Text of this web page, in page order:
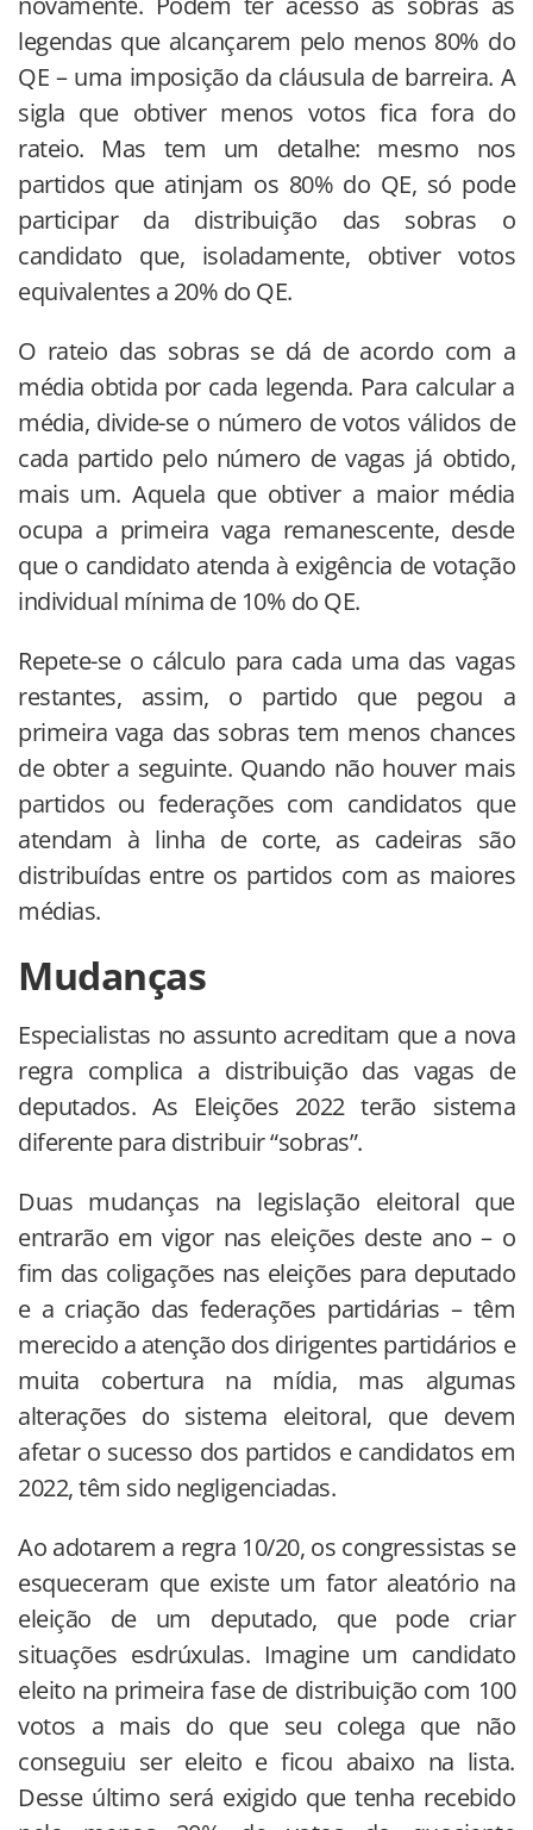
legendas que alcançarem pelo menos 80% do
QE – uma imposição da cláusula de barreira. A
sigla que obtiver menos votos fica fora do
rateio. Mas tem um detalhe: mesmo nos
partidos que atinjam os 80% do QE, só pode
participar da distribuição das sobras o
candidato que, isoladamente, obtiver votos
equivalentes a 20% do QE.
O rateio das sobras se dá de acordo com a
média obtida por cada legenda. Para calcular a
média, divide-se o número de votos válidos de
cada partido pelo número de vagas já obtido,
mais um. Aquela que obtiver a maior média
ocupa a primeira vaga remanescente, desde
que o candidato atenda à exigência de votação
individual mínima de 10% do QE.
Repete-se o cálculo para cada uma das vagas
restantes, assim, o partido que pegou a
primeira vaga das sobras tem menos chances
de obter a seguinte. Quando não houver mais
partidos ou federações com candidatos que
atendam à linha de corte, as cadeiras são
distribuídas entre os partidos com as maiores
médias.
Mudanças
Especialistas no assunto acreditam que a nova
regra complica a distribuição das vagas de
deputados. As Eleições 2022 terão sistema
diferente para distribuir “sobras”.
Duas mudanças na legislação eleitoral que
entrarão em vigor nas eleições deste ano – o
fim das coligações nas eleições para deputado
e a criação das federações partidárias – têm
merecido a atenção dos dirigentes partidários e
muita cobertura na mídia, mas algumas
alterações do sistema eleitoral, que devem
afetar o sucesso dos partidos e candidatos em
2022, têm sido negligenciadas.
Ao adotarem a regra 10/20, os congressistas se
esqueceram que existe um fator aleatório na
eleição de um deputado, que pode criar
situações esdrúxulas. Imagine um candidato
eleito na primeira fase de distribuição com 100
votos a mais do que seu colega que não
conseguiu ser eleito e ficou abaixo na lista.
Desse último será exigido que tenha recebido